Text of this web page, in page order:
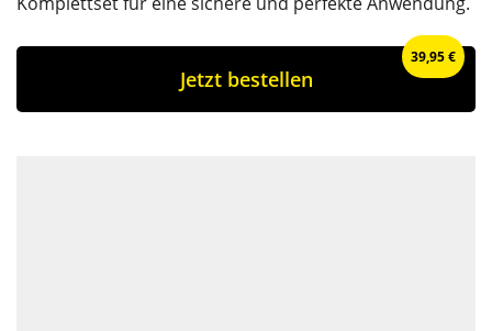
Jetzt bestellen
39,95 €